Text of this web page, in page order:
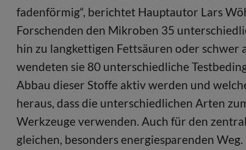
fadenförmig“, berichtet Hauptautor Lars
Forschenden den Mikroben 35
hin zu langkettigen Fettsäuren oder
wendeten sie 80 unterschiedliche
Abbau dieser Stoffe aktiv werden und
heraus, dass die unterschiedlichen Arten
Werkzeuge verwenden. Auch für den
gleichen, besonders energiesparenden Weg.